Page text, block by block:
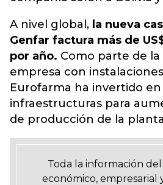
A nivel global, la nueva
Genfar factura más de
por año. Como parte de
empresa con
Eurofarma ha invertido
infraestructuras para
de producción de la
Toda la información
económico, empresarial